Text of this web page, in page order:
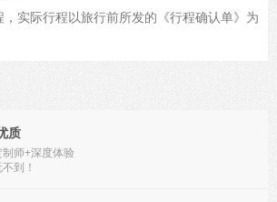
实际行程以旅行前所发的《行程确认单》为
质
师+深度体验
到！